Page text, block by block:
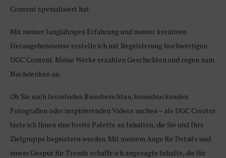
Content spezialisiert hat.
Mit meiner langjährigen Erfahrung und meiner kreativen
Herangehensweise erstelle ich mit Begeisterung hochwertigen
UGC Content. Meine Werke erzählen Geschichten und regen zum
Nachdenken an.
Ob Sie nach fesselnden Reiseberichten, beeindruckenden
Fotografien oder inspirierenden Videos suchen – als UGC Creator
biete ich Ihnen eine breite Palette an Inhalten, die Sie und Ihre
Zielgruppe begeistern werden. Mit meinem Auge für Details und
einem Gespür für Trends schaffe ich angesagte Inhalte, die Ihr